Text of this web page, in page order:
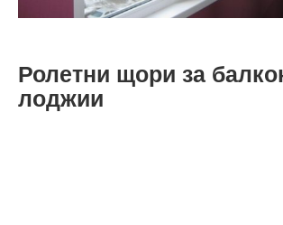
Ролетни щори за
лоджии